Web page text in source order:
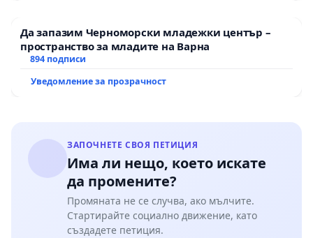
Да запазим Черноморски младежки център –
пространство за младите на Варна
894 подписи
Уведомление за прозрачност
ЗАПОЧНЕТЕ СВОЯ ПЕТИЦИЯ
Има ли нещо, което искате
да промените?
Промяната не се случва, ако мълчите.
Стартирайте социално движение, като
създадете петиция.